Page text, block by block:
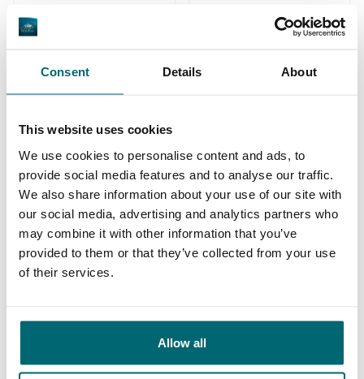
Consent Details About
This website uses cookies
We use cookies to personalise content and ads, to
provide social media features and to analyse our traffic.
We also share information about your use of our site with
our social media, advertising and analytics partners who
may combine it with other information that you’ve
provided to them or that they’ve collected from your use
of their services.
Allow all
Al 152.926 tevreden
vissers geholpen
karpervissers
Deze karpermerken gingen u al